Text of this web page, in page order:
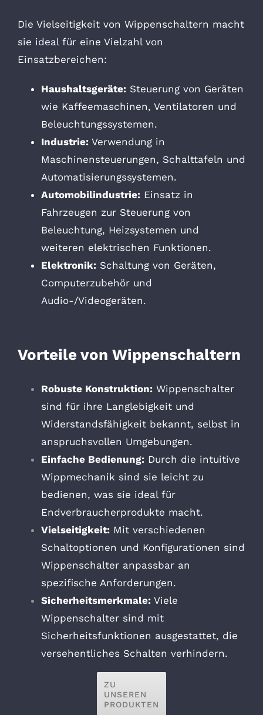
Die Vielseitigkeit von Wippenschaltern macht
sie ideal für eine Vielzahl von
Einsatzbereichen:
Haushaltsgeräte: Steuerung von Geräten
wie Kaffeemaschinen, Ventilatoren und
Beleuchtungssystemen.
Industrie: Verwendung in
Maschinensteuerungen, Schalttafeln und
Automatisierungssystemen.
Automobilindustrie: Einsatz in
Fahrzeugen zur Steuerung von
Beleuchtung, Heizsystemen und
weiteren elektrischen Funktionen.
Elektronik: Schaltung von Geräten,
Computerzubehör und
Audio-/Videogeräten.
Vorteile von Wippenschaltern
Robuste Konstruktion: Wippenschalter
sind für ihre Langlebigkeit und
Widerstandsfähigkeit bekannt, selbst in
anspruchsvollen Umgebungen.
Einfache Bedienung: Durch die intuitive
Wippmechanik sind sie leicht zu
bedienen, was sie ideal für
Endverbraucherprodukte macht.
Vielseitigkeit: Mit verschiedenen
Schaltoptionen und Konfigurationen sind
Wippenschalter anpassbar an
spezifische Anforderungen.
Sicherheitsmerkmale: Viele
Wippenschalter sind mit
Sicherheitsfunktionen ausgestattet, die
versehentliches Schalten verhindern.
ZU
UNSEREN
PRODUKTEN